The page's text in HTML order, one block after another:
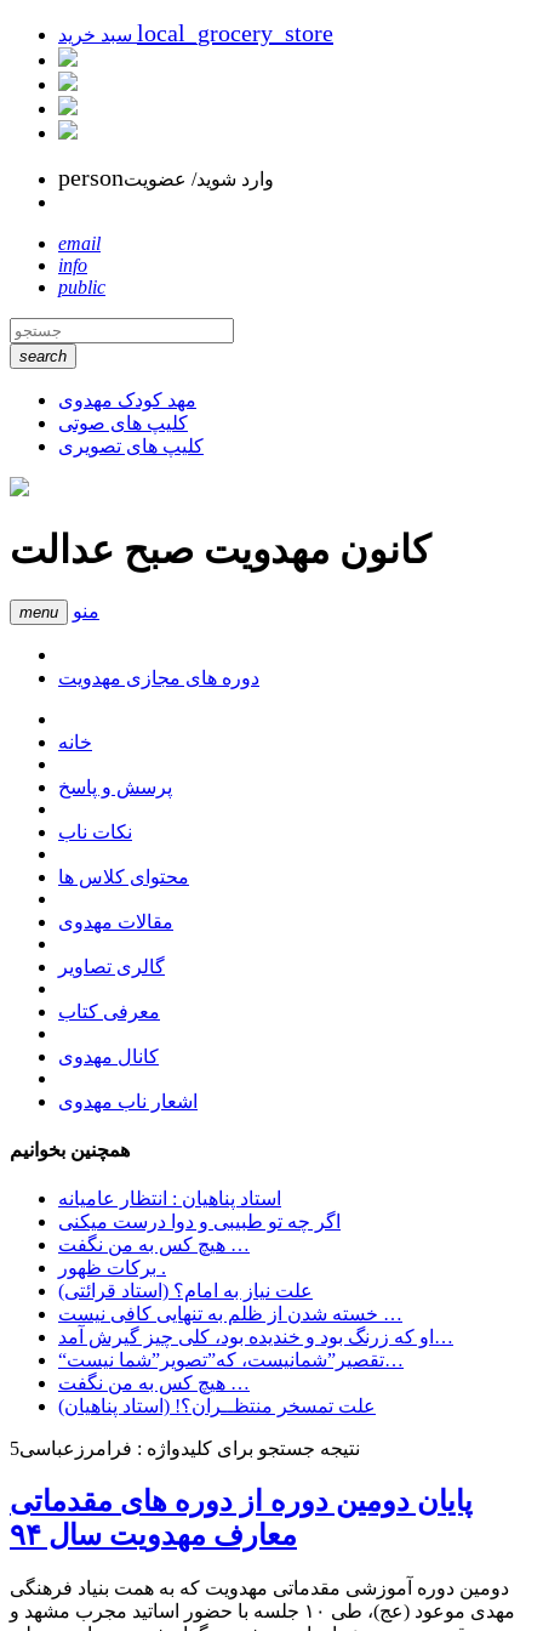
local_grocery_store
personوارد شوید/ عضویت
email
info
public
search
مهد کودک مهدوی
کلیپ های صوتی
کلیپ های تصویری
کانون مهدویت صبح عدالت
menu منو
دوره های مجازی مهدویت
خانه
پرسش و پاسخ
نکات ناب
محتوای کلاس ها
مقالات مهدوی
گالری تصاویر
معرفی کتاب
کانال مهدوی
اشعار ناب مهدوی
همچنین بخوانیم
استاد پناهیان : انتظار عامیانه
اگر چه تو طبیبی و دوا درست میکنی
هیچ کس به من نگفت …
برکات ظهور .
علت نیاز به امام؟ (استاد قرائتی)
خسته شدن از ظلم به تنهایی کافی نیست …
او که زرنگ بود و خندیده بود، کلی چیز گیرش آمد…
“تقصیر”شمانیست، که”تصویر”شما نیست…
هیچ کس به من نگفت …
علت تمسخر منتظــران؟! (استاد پناهیان)
نتیجه جستجو برای کلیدواژه : فرامرزعباسی5
پایان دومین دوره از دوره های مقدماتی
معارف مهدویت سال ۹۴
دومین دوره آموزشی مقدماتی مهدویت که به همت بنیاد فرهنگی
مهدی موعود (عج)، طی ۱۰ جلسه با حضور اساتید مجرب مشهد و